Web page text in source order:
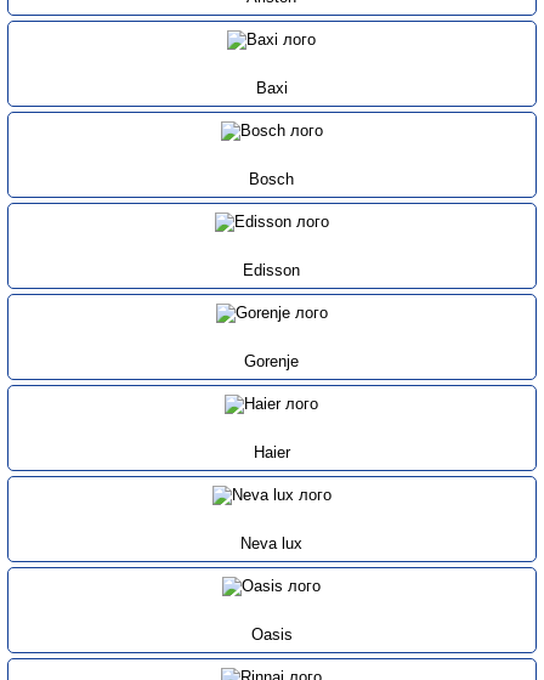
Baxi
Bosch
Edisson
Gorenje
Haier
Neva lux
Oasis